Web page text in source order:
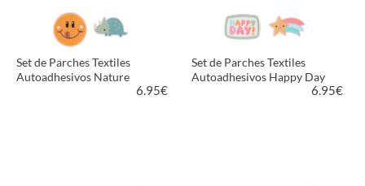
Set de Parches Textiles
Autoadhesivos Nature
6.95€
Set de Parches Textiles
Autoadhesivos Happy Day
6.95€